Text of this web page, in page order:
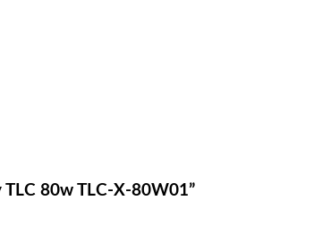
80w TLC-X-80W01”